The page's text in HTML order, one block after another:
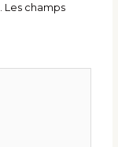
Les champs